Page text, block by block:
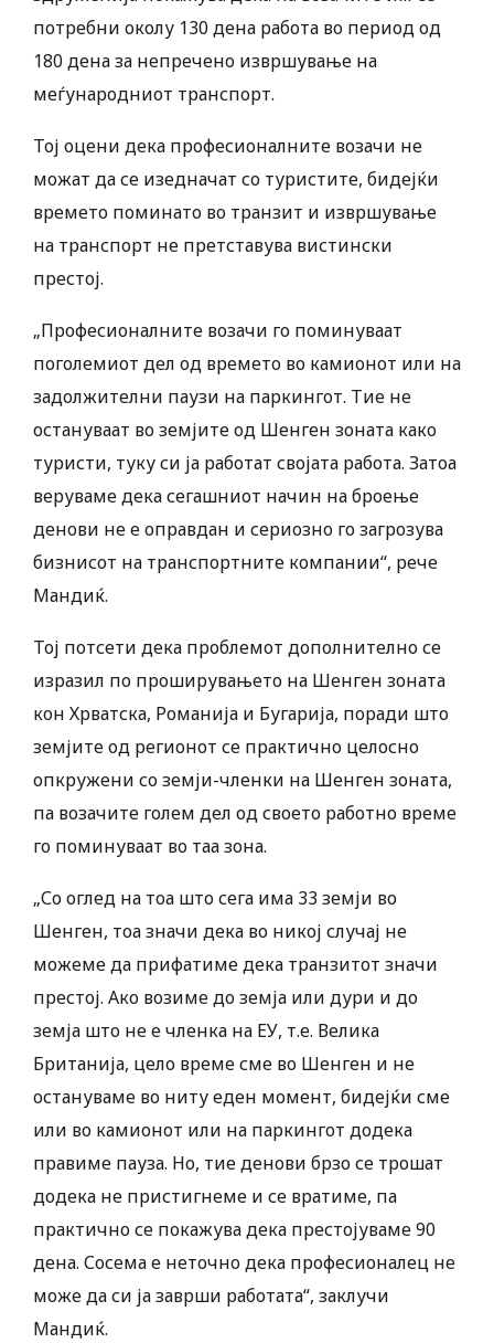
потребни околу 130 дена работа во период од
180 дена за непречено извршување на
меѓународниот транспорт.
Тој оцени дека професионалните возачи не
можат да се изедначат со туристите, бидејќи
времето поминато во транзит и извршување
на транспорт не претставува вистински
престој.
„Професионалните возачи го поминуваат
поголемиот дел од времето во камионот или на
задолжителни паузи на паркингот. Тие не
остануваат во земјите од Шенген зоната како
туристи, туку си ја работат својата работа. Затоа
веруваме дека сегашниот начин на броење
денови не е оправдан и сериозно го загрозува
бизнисот на транспортните компании“, рече
Мандиќ.
Тој потсети дека проблемот дополнително се
изразил по проширувањето на Шенген зоната
кон Хрватска, Романија и Бугарија, поради што
земјите од регионот се практично целосно
опкружени со земји-членки на Шенген зоната,
па возачите голем дел од своето работно време
го поминуваат во таа зона.
„Со оглед на тоа што сега има 33 земји во
Шенген, тоа значи дека во никој случај не
можеме да прифатиме дека транзитот значи
престој. Ако возиме до земја или дури и до
земја што не е членка на ЕУ, т.е. Велика
Британија, цело време сме во Шенген и не
остануваме во ниту еден момент, бидејќи сме
или во камионот или на паркингот додека
правиме пауза. Но, тие денови брзо се трошат
додека не пристигнеме и се вратиме, па
практично се покажува дека престојуваме 90
дена. Сосема е неточно дека професионалец не
може да си ја заврши работата“, заклучи
Мандиќ.